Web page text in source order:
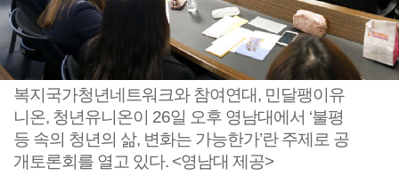
복지국가청년네트워크와 참여연대, 민달팽이유
니온, 청년유니온이 26일 오후 영남대에서 ‘불평
등 속의 청년의 삶, 변화는 가능한가’란 주제로 공
개토론회를 열고 있다. <영남대 제공>